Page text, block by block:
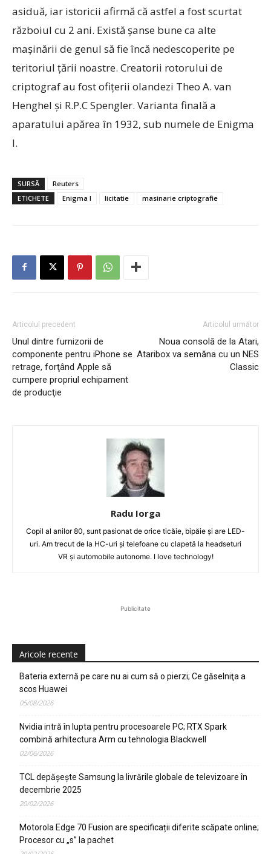
asiduă, iar istoricii afirmă că astfel a fost scurtat
războiul cu 2 ani. Există şanse bune ca alte
maşinării de genul să fie încă nedescoperite pe
teritoriul ţării noastre. Creatorii rotorului de
criptograf au fost ofiţerii olandezi Theo A. van
Henghel şi R.P.C Spengler. Varianta finală a
aparatului apărea în 1932, sub numele de Enigma
I.
SURSĂ
Reuters
ETICHETE
Enigma I licitatie masinarie criptografie
Articolul precedent
Unul dintre furnizorii de
componente pentru iPhone se
retrage, forţând Apple să
cumpere propriul echipament
de producţie
Articolul următor
Noua consolă de la Atari,
Ataribox va semăna cu un NES
Classic
Radu Iorga
Copil al anilor 80, sunt pasionat de orice ticăie, bipăie şi are LED-
uri. Am trecut de la HC-uri şi telefoane cu clapetă la headseturi
VR şi automobile autonome. I love technology!
Publicitate
Aricole recente
Bateria externă pe care nu ai cum să o pierzi; Ce găselniţa a
scos Huawei
05/08/2026
Nvidia intră în lupta pentru procesoarele PC; RTX Spark
combină arhitectura Arm cu tehnologia Blackwell
02/06/2026
TCL depășește Samsung la livrările globale de televizoare în
decembrie 2025
20/02/2026
Motorola Edge 70 Fusion are specificații diferite scăpate online;
Procesor cu „s” la pachet